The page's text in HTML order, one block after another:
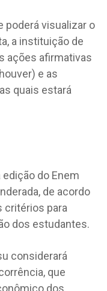
poderá visualizar o
a instituição de
ações afirmativas
e as
quais estará
edição do Enem
de acordo
critérios para
dos estudantes.
considerará
que
dos